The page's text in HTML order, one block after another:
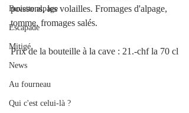
Buvette alpage
Escapade
Mitigé
News
Au fourneau
Qui c'est celui-là ?
poissons, les volailles. Fromages d'alpage,
tomme, fromages salés.
Prix de la bouteille à la cave : 21.-chf la 70 cl